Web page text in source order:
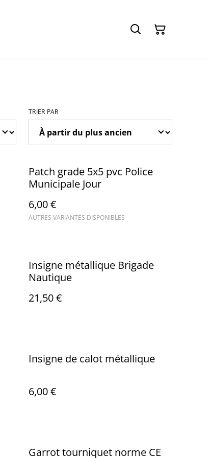
TRIER PAR
Patch grade 5x5 pvc Police
Municipale Jour
6,00 €
AUTRES VARIANTES DISPONIBLES
Insigne métallique Brigade
Nautique
21,50 €
Insigne de calot métallique
6,00 €
%
Garrot tourniquet norme CE